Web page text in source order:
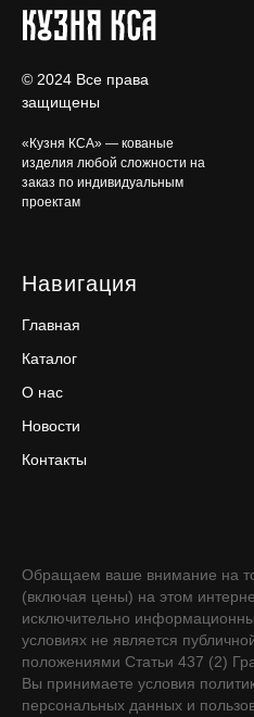
© 2024 Все права
защищены
«Кузня КСА» — кованые
изделия любой сложности на
заказ по индивидуальным
проектам
Навигация
Главная
Каталог
О нас
Новости
Контакты
Обращаем ваше внимание на
(включая цены) на этом
исключительно
условиях не является
положениями Статьи 437 (2)
Вы принимаете условия
персональных данных и